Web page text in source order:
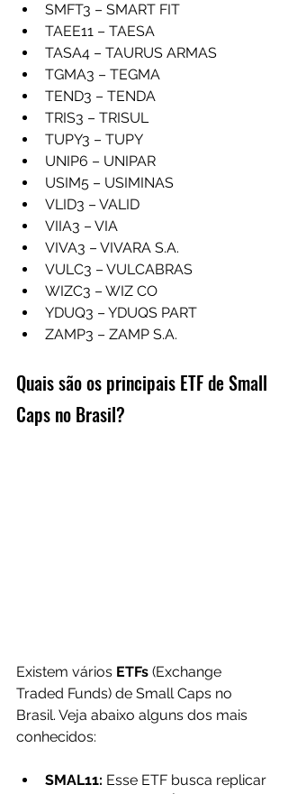
SMFT3 – SMART FIT
TAEE11 – TAESA
TASA4 – TAURUS ARMAS
TGMA3 – TEGMA
TEND3 – TENDA
TRIS3 – TRISUL
TUPY3 – TUPY
UNIP6 – UNIPAR
USIM5 – USIMINAS
VLID3 – VALID
VIIA3 – VIA
VIVA3 – VIVARA S.A.
VULC3 – VULCABRAS
WIZC3 – WIZ CO
YDUQ3 – YDUQS PART
ZAMP3 – ZAMP S.A.
Quais são os principais ETF de Small
Caps no Brasil?
Existem vários ETFs (Exchange
Traded Funds) de Small Caps no
Brasil. Veja abaixo alguns dos mais
conhecidos:
SMAL11: Esse ETF busca replicar